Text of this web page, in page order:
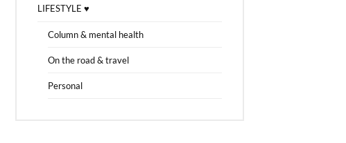
LIFESTYLE ♥
Column & mental health
On the road & travel
Personal